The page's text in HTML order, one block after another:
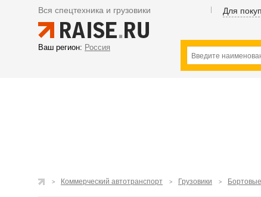
Вся спецтехника и грузовики Для
Ваш регион: Россия
Коммерческий автотранспорт Грузовики